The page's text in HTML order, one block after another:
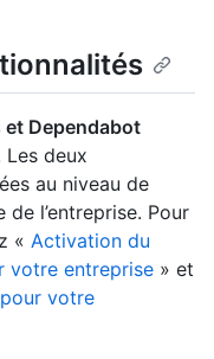
et Dependabot
deux
au niveau de
l’entreprise. Pour
« Activation du
votre entreprise » et
votre